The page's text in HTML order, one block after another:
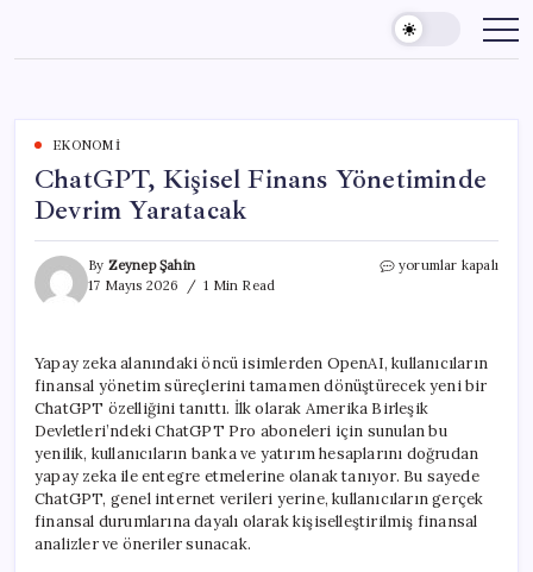
content
EKONOMI
ChatGPT, Kişisel Finans Yönetiminde
Devrim Yaratacak
By Zeynep Şahin
17 Mayıs 2026
1 Min Read
ChatGPT,
Yaratacak
için
yorumlar kapalı
Yapay zeka alanındaki öncü isimlerden OpenAI, kullanıcıların
finansal yönetim süreçlerini tamamen dönüştürecek yeni bir
ChatGPT özelliğini tanıttı. İlk olarak Amerika Birleşik
Devletleri’ndeki ChatGPT Pro aboneleri için sunulan bu
yenilik, kullanıcıların banka ve yatırım hesaplarını doğrudan
yapay zeka ile entegre etmelerine olanak tanıyor. Bu sayede
ChatGPT, genel internet verileri yerine, kullanıcıların gerçek
finansal durumlarına dayalı olarak kişiselleştirilmiş finansal
analizler ve öneriler sunacak.